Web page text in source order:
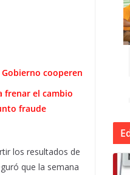
cooperen
frenar el cambio
fraude
los resultados de
que la semana